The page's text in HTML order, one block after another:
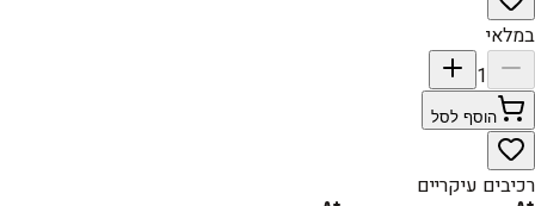
במלאי
1
הוסף לסל
רכיבים עיקריים